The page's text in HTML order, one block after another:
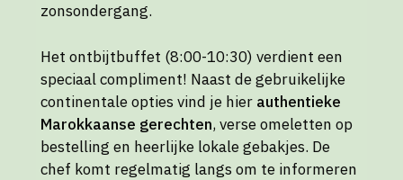
zonsondergang.
Het ontbijtbuffet (8:00-10:30) verdient een
speciaal compliment! Naast de gebruikelijke
continentale opties vind je hier authentieke
Marokkaanse gerechten, verse omeletten op
bestelling en heerlijke lokale gebakjes. De
chef komt regelmatig langs om te informeren